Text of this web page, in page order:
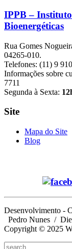
IPPB – Instituto
Bioenergéticas
Rua Gomes
04265-010.
Telefones: (11) 9
Informações sobre
7711
Segunda à Sexta:
Site
Mapa do Site
Blog
Desenvolvimento -
Pedro Nunes /
Copyright © 2025